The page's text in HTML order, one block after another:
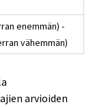
enemmän) -
vähemmän)
arvioiden